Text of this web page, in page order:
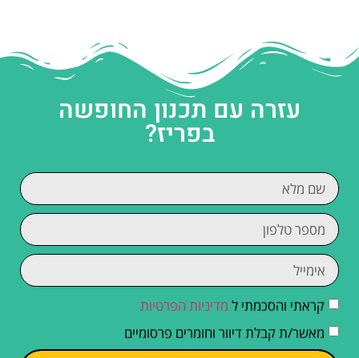
עזרה עם תכנון החופשה
בפריז?
קראתי והסכמתי ל מדיניות הפרטיות
מאשר/ת קבלת דיוור וחומרים פרסומיים